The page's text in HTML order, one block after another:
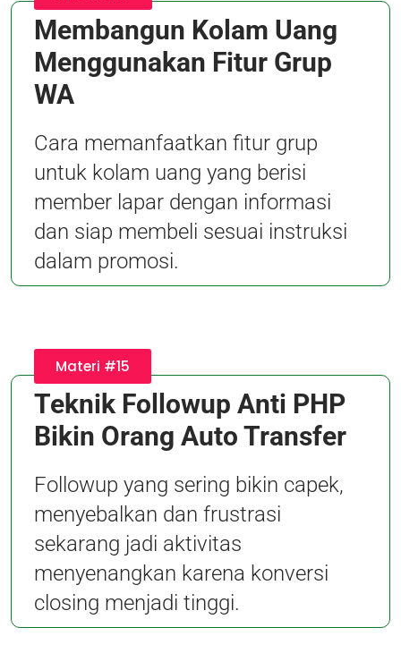
Membangun Kolam Uang
Menggunakan Fitur Grup
WA
Cara memanfaatkan fitur grup
untuk kolam uang yang berisi
member lapar dengan informasi
dan siap membeli sesuai instruksi
dalam promosi.
Materi #15
Teknik Followup Anti PHP
Bikin Orang Auto Transfer
Followup yang sering bikin capek,
menyebalkan dan frustrasi
sekarang jadi aktivitas
menyenangkan karena konversi
closing menjadi tinggi.